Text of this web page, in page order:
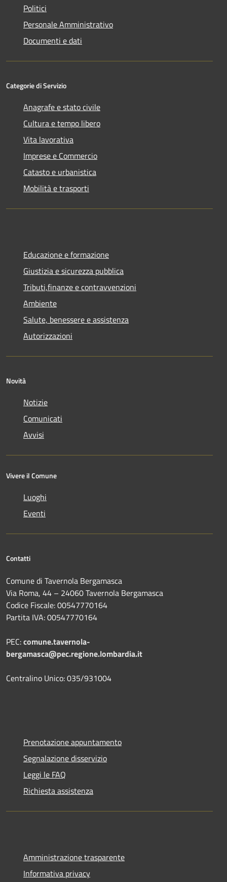
Politici
Personale Amministrativo
Documenti e dati
Categorie di Servizio
Anagrafe e stato civile
Cultura e tempo libero
Vita lavorativa
Imprese e Commercio
Catasto e urbanistica
Mobilità e trasporti
Educazione e formazione
Giustizia e sicurezza pubblica
Tributi,finanze e contravvenzioni
Ambiente
Salute, benessere e assistenza
Autorizzazioni
Novità
Notizie
Comunicati
Avvisi
Vivere il Comune
Luoghi
Eventi
Contatti
Comune di Tavernola Bergamasca
Via Roma, 44 – 24060 Tavernola Bergamasca
Codice Fiscale: 00547770164
Partita IVA: 00547770164
PEC:comune.tavernola-
bergamasca@pec.regione.lombardia.it
Centralino Unico: 035/931004
Prenotazione appuntamento
Segnalazione disservizio
Leggi le FAQ
Richiesta assistenza
Amministrazione trasparente
Informativa privacy